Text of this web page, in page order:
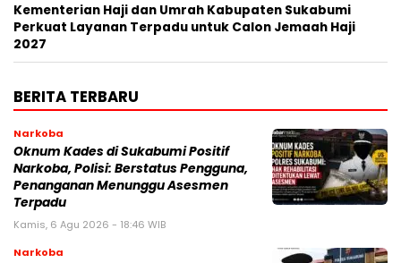
Kementerian Haji dan Umrah Kabupaten Sukabumi
Perkuat Layanan Terpadu untuk Calon Jemaah Haji
2027
BERITA TERBARU
Narkoba
Oknum Kades di Sukabumi Positif
Narkoba, Polisi: Berstatus Pengguna,
Penanganan Menunggu Asesmen
Terpadu
Kamis, 6 Agu 2026 - 18:46 WIB
Narkoba